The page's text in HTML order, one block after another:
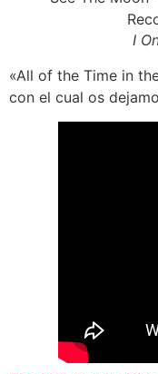
I
«All of the Time in
con el cual os